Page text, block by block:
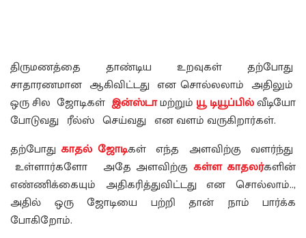
திருமணத்தை தாண்டிய உறவுகள் தற்போது
சாதாரணமான ஆகிவிட்டது என சொல்லலாம் அதிலும்
ஒரு சில ஜோடிகள் இன்ஸ்டாமற்றும் யூ டியூப்பில்வீடியோ
போடுவது ரீல்ஸ் செய்வது என வளம் வருகிறார்கள்.
தற்போதுகாதல் ஜோடிகள் எந்த அளவிற்கு வளர்ந்து
உள்ளார்களோ அதே அளவிற்கு கள்ள காதலர்களின்
எண்ணிக்கையும் அதிகரித்துவிட்டது என சொல்லாம்..,
அதில் ஒரு ஜோடியை பற்றி தான் நாம் பார்க்க
போகிறோம்.